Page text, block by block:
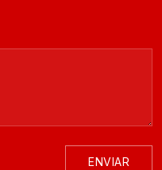
ENVIAR